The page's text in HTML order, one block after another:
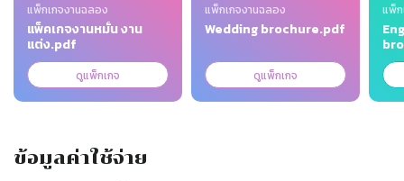
แพ็กเกจงานฉลอง
แพ็คเกจงานหมั้น งาน
แต่ง.pdf
ดูแพ็กเกจ
แพ็กเกจงานฉลอง
Wedding brochure.pdf
ดูแพ็กเกจ
แพ็ก
ข้อมูลค่าใช้จ่าย